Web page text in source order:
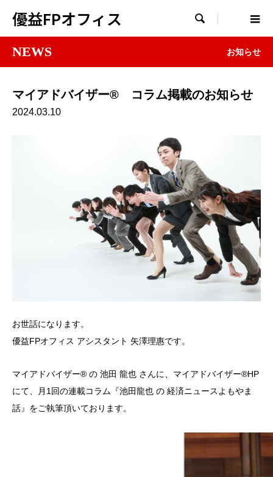
優益FPオフィス 
NEWS お知らせ
マイアドバイザー® コラム掲載のお知らせ
2024.03.10
お世話になります。
優益FPオフィス アシスタント 矢澤理惠です。
マイアドバイザー® の 池田 龍也 さんに、マイアドバイザー®HP
にて、月1回の連載コラム『池田龍也 の 経済ニュースよもやま
話』をご執筆頂いております。